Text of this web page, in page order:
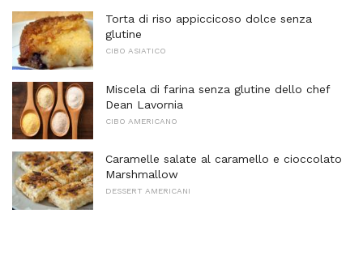
Torta di riso appiccicoso dolce senza
glutine
CIBO ASIATICO
Miscela di farina senza glutine dello chef
Dean Lavornia
CIBO AMERICANO
Caramelle salate al caramello e cioccolato
Marshmallow
DESSERT AMERICANI